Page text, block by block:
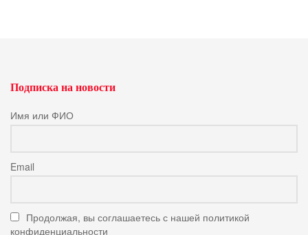
Подписка на новости
Имя или ФИО
Email
Продолжая, вы соглашаетесь с нашей политикой
конфиденциальности